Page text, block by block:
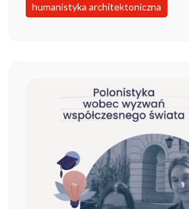
humanistyka architektoniczna